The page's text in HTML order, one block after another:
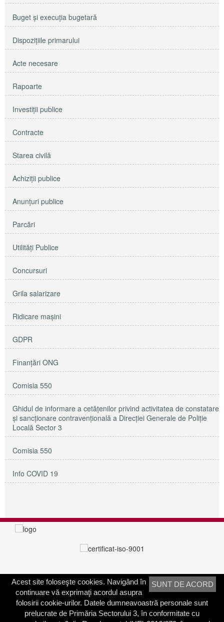
Buget şi execuţia bugetară
Dispoziţiile primarului
Acte necesare
Rapoarte
Investiţii publice
Contracte
Starea civilă
Achiziţii publice
Anunţuri publice
Parcări
Utilităţi Publice
Concursuri
Grila salarizare
Ridicare maşini
GDPR
Finanțări ONG
Comisia 550
Ghidul de informare a cetățenilor privind activitatea de constatare
și sancționare contravențională a Direcției Generale de Poliție
Locală Sector 3
Comisia 550
Info COVID 19
PRIMĂRIA SECTORULUI 3
Adresa:Calea Dudeşti nr. 191
Bucureşti, Sector 3, România
SUNT DE ACORD
Acest site foloseşte cookies. Navigând în
continuare vă exprimaţi acordul asupra
folosirii cookie-urilor. Datele dumneavoastră personale sunt
prelucrate de Primăria Sectorului 3, în conformitate cu